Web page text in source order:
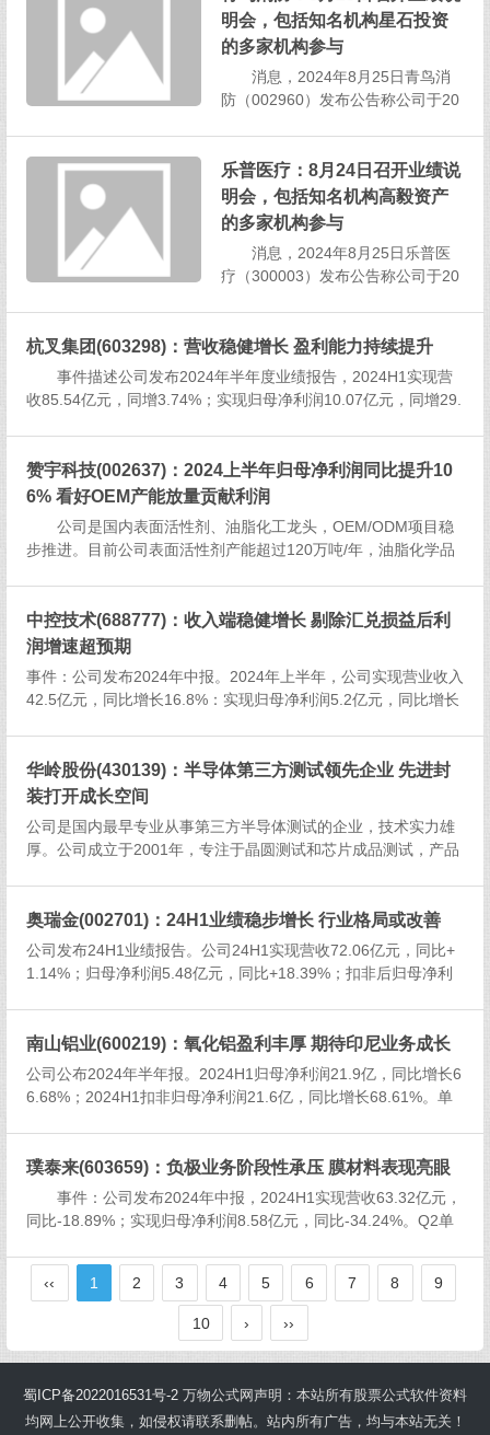
明会，包括知名机构星石投资
的多家机构参与
消息，2024年8月25日青鸟消
防（002960）发布公告称公司于20
AssetManagement、红杉资本、M
ashallWace、太平洋保险、人寿资
产、招商...
乐普医疗：8月24日召开业绩说
明会，包括知名机构高毅资产
的多家机构参与
消息，2024年8月25日乐普医
疗（300003）发布公告称公司于20
A、GOLDENNESTGREATERCHIN
AMASTERFUN...
杭叉集团(603298)：营收稳健增长 盈利能力持续提升
事件描述公司发布2024年半年度业绩报告，2024H1实现营
收85.54亿元，同增3.74%；实现归母净利润10.07亿元，同增29.
赞宇科技(002637)：2024上半年归母净利润同比提升10
6% 看好OEM产能放量贡献利润
公司是国内表面活性剂、油脂化工龙头，OEM/ODM项目稳
步推进。目前公司表面活性剂产能超过120万吨/年，油脂化学品
中控技术(688777)：收入端稳健增长 剔除汇兑损益后利
润增速超预期
事件：公司发布2024年中报。2024年上半年，公司实现营业收入
42.5亿元，同比增长16.8%：实现归母净利润5.2亿元，同比增长
华岭股份(430139)：半导体第三方测试领先企业 先进封
装打开成长空间
公司是国内最早专业从事第三方半导体测试的企业，技术实力雄
厚。公司成立于2001年，专注于晶圆测试和芯片成品测试，产品
片、...
奥瑞金(002701)：24H1业绩稳步增长 行业格局或改善
公司发布24H1业绩报告。公司24H1实现营收72.06亿元，同比+
1.14%；归母净利润5.48亿元，同比+18.39%；扣非后归母净利
南山铝业(600219)：氧化铝盈利丰厚 期待印尼业务成长
公司公布2024年半年报。2024H1归母净利润21.9亿，同比增长6
6.68%；2024H1扣非归母净利润21.6亿，同比增长68.61%。单
璞泰来(603659)：负极业务阶段性承压 膜材料表现亮眼
事件：公司发布2024年中报，2024H1实现营收63.32亿元，
同比-18.89%；实现归母净利润8.58亿元，同比-34.24%。Q2单
实现归母净利润4.13亿...
‹‹
1 2 3 4 5 6 7 8 9
10 › ››
蜀ICP备2022016531号-2 万物公式网声明：本站所有股票公式软件资料
均网上公开收集，如侵权请联系删帖。站内所有广告，均与本站无关！